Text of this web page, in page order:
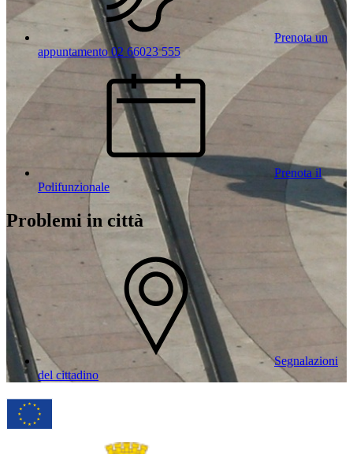
Prenota un
appuntamento 02 66023 555
Prenota il
Polifunzionale
Problemi in città
Segnalazioni
del cittadino